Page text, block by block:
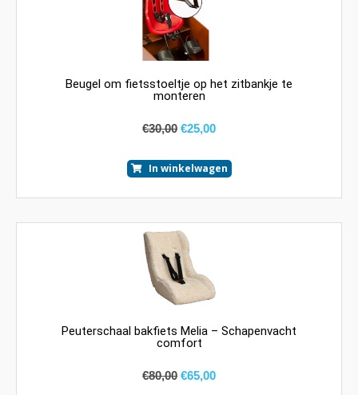
Beugel om fietsstoeltje op het zitbankje te
monteren
€30,00 €25,00
In winkelwagen
Peuterschaal bakfiets Melia – Schapenvacht
comfort
€80,00 €65,00